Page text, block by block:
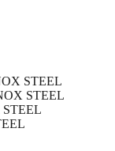
STEEL
STEEL
STEEL